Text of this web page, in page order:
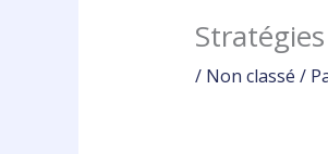
/ Non classé /